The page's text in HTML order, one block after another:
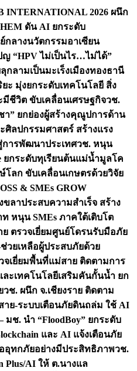
INTERNATIONAL 2026 ผนึก
ดัน AI ยกระดับ
กลางนวัตกรรมอาเซียน
“HPV ไม่เป็นไร…ไม่ได้”
กลามเป็นมะเร็งเมืองทองธานี
ะ มุ่งยกระดับเทคโนโลยี สิ่ง
ชีวิต ขับเคลื่อนเศรษฐกิจวช.
า” ยกย่องผู้สร้างคุณูปการด้าน
ลปกรรมศาสตร์ สร้างแรง
การพัฒนาประเทศวช. หนุน
ยกระดับทุเรียนต้นแม่น้ำมูลโค
ลก ขับเคลื่อนเกษตรด้วยวิจัย
& SMEs GROW
ขลาประสบความสำเร็จ สร้าง
หนุน SMEs ภาคใต้เติบโต
ย ตรวจเยี่ยมศูนย์โดรนรับมือภัย
วยเหลือผู้ประสบภัยด้วย
จเยี่ยมพื้นที่แม่สาย ติดตามการ
ะเทคโนโลยีเสริมคันกั้นน้ำ ยก
วช. ผนึก จ.เชียงราย ติดตาม
ย-ระบบเตือนภัยดินถล่ม ใช้ AI
มช. นำ “FloodBoy” ยกระดับ
และ AI แจ้งเตือนภัย
อุทกภัยอย่างมีประสิทธิภาพวช.
Plus/AI ให้ ต.นางแล